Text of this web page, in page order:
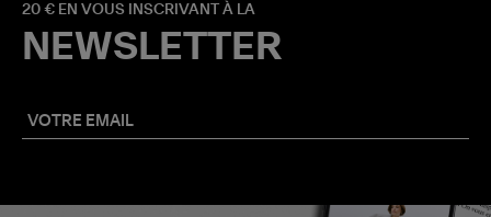
20 € EN VOUS INSCRIVANT À LA
NEWSLETTER